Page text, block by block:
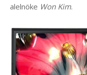
alelnöke Won Kim.